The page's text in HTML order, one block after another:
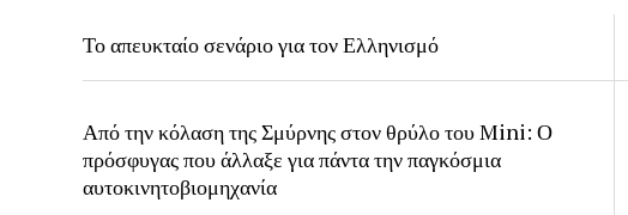
Το απευκταίο σενάριο για τον Ελληνισμό
Από την κόλαση της Σμύρνης στον θρύλο του Mini: Ο
πρόσφυγας που άλλαξε για πάντα την παγκόσμια
αυτοκινητοβιομηχανία